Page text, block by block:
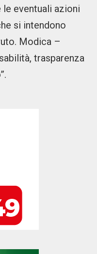
eventuali azioni
si intendono
Modica –
trasparenza